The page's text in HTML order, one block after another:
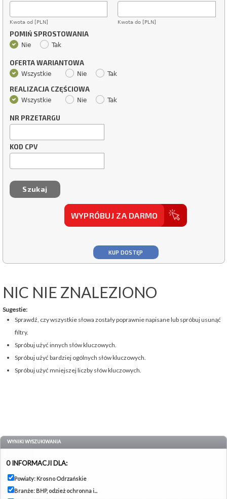
Kwota od [PLN] Kwota do [PLN]
POMIŃ SPROSTOWANIA
Nie Tak
OFERTA WARIANTOWA
Wszystkie Nie Tak
REALIZACJA CZĘŚCIOWA
Wszystkie Nie Tak
NR PRZETARGU
KOD CPV
WYPRÓBUJ ZA DARMO
KUP DOSTĘP
NIC NIE ZNALEZIONO
Sugestie:
Sprawdź, czy wszystkie słowa zostały poprawnie napisane lub spróbuj usunąć
filtry.
Spróbuj użyć innych słów kluczowych.
Spróbuj użyć bardziej ogólnych słów kluczowych.
Spróbuj użyć mniejszej liczby słów kluczowych.
WYNIKI WYSZUKIWANIA
0 INFORMACJI DLA:
Powiaty: Krosno Odrzańskie
Branże: BHP, odzież ochronna i...